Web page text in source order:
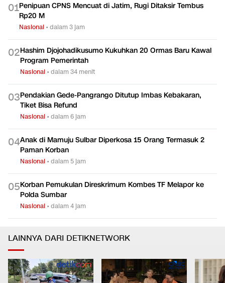
01Penipuan CPNS Mencuat di Jatim, Rugi Ditaksir Tembus
Rp20 M
Nasional •dalam 3 jam
02Hashim Djojohadikusumo Kukuhkan 20 Ormas Baru Kawal
Program Pemerintah
Nasional •dalam 34 menit
03Pendakian Gede-Pangrango Ditutup Imbas Kebakaran,
Tiket Bisa Refund
Nasional •dalam 6 jam
04Anak di Mamuju Sulbar Diperkosa 15 Orang Termasuk 2
Paman Korban
Nasional •dalam 5 jam
05Korban Pemukulan Direskrimum Kombes TF Melapor ke
Polda Sumbar
Nasional •dalam 4 jam
LAINNYA DARI DETIKNETWORK